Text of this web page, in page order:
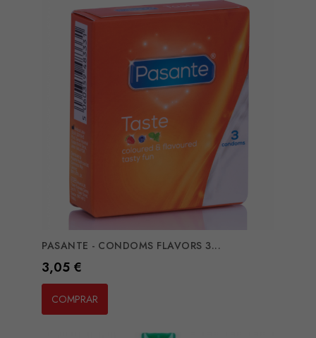
PASANTE - CONDOMS FLAVORS 3...
Preço
3,05 €
COMPRAR